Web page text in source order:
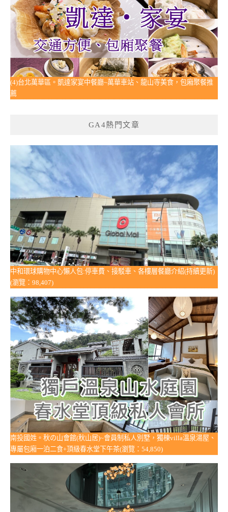
(4)台北萬華區。凱達家宴中餐廳~萬華車站、龍山寺美食，包廂聚餐推
薦
GA4熱門文章
中和環球購物中心懶人包:停車費、接駁車、各樓層餐廳介紹(持續更新)
(瀏覽：98,407)
南投國姓。秋の山會館(秋山居)~會員制私人別墅，獨棟villa溫泉湯屋、
專屬包廂一泊二食+頂級春水堂下午茶(瀏覽：54,850)